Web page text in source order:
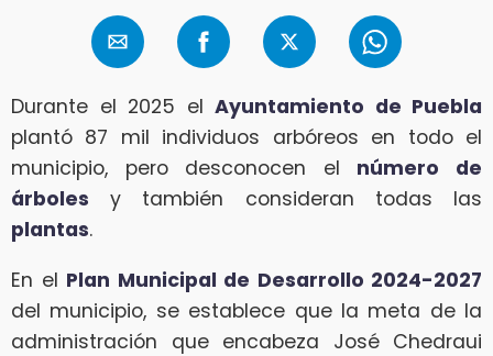
Durante el 2025 el Ayuntamiento de Puebla
plantó 87 mil individuos arbóreos en todo el
municipio, pero desconocen el número de
árboles y también consideran todas las
plantas.
En el Plan Municipal de Desarrollo 2024-2027
del municipio, se establece que la meta de la
administración que encabeza José Chedraui